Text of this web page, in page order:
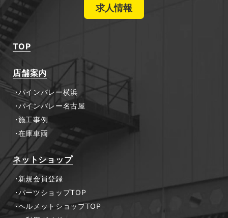
求人情報
TOP
店舗案内
パインバレー横浜
パインバレー名古屋
施工事例
在庫車両
ネットショップ
新規会員登録
パーツショップTOP
ヘルメットショップTOP